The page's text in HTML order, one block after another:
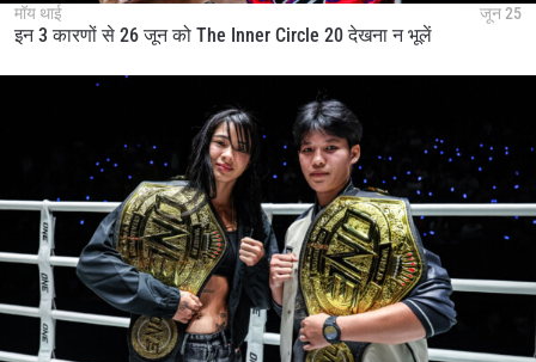
मॉय थाई जून 25
इन 3 कारणों से 26 जून को The Inner Circle 20 देखना न भूलें